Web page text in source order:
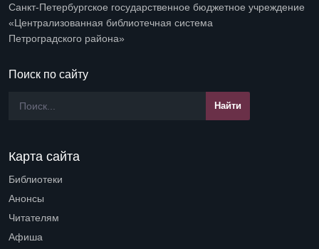
Санкт-Петербургское государственное бюджетное учреждение
«Централизованная библиотечная система
Петроградского района»
Поиск по сайту
Карта сайта
Библиотеки
Анонсы
Читателям
Афиша